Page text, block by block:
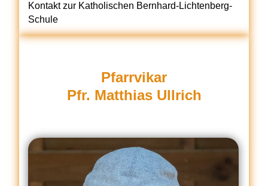
Kontakt zur Katholischen Bernhard-Lichtenberg-
Schule
Pfarrvikar
Pfr. Matthias Ullrich